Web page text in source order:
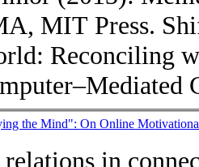
MIT Press.
Reconciling
the Mind": On Online
relations in